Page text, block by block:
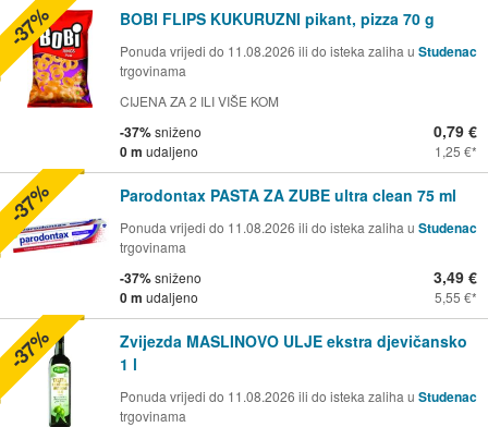
BOBI FLIPS KUKURUZNI pikant, pizza 70 g
Ponuda vrijedi do 11.08.2026 ili do isteka zaliha u Studenac
trgovinama
CIJENA ZA 2 ILI VIŠE KOM
-37%sniženo
0 m udaljeno
0,79 €
1,25 €
-37%
Parodontax PASTA ZA ZUBE ultra clean 75 ml
Ponuda vrijedi do 11.08.2026 ili do isteka zaliha u Studenac
trgovinama
-37%sniženo
0 m udaljeno
3,49 €
5,55 €
-37%
Zvijezda MASLINOVO ULJE ekstra djevičansko
1 l
Ponuda vrijedi do 11.08.2026 ili do isteka zaliha u Studenac
trgovinama
-37%